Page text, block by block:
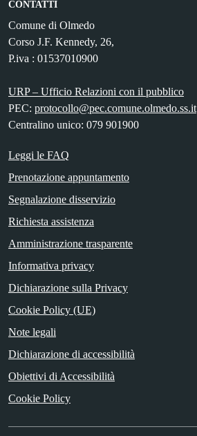
CONTATTI
Comune di Olmedo
Corso J.F. Kennedy, 26,
P.iva : 01537010900
URP – Ufficio Relazioni con il pubblico
PEC: protocollo@pec.comune.olmedo.ss.it
Centralino unico: 079 901900
Leggi le FAQ
Prenotazione appuntamento
Segnalazione disservizio
Richiesta assistenza
Amministrazione trasparente
Informativa privacy
Dichiarazione sulla Privacy
Cookie Policy (UE)
Note legali
Dichiarazione di accessibilità
Obiettivi di Accessibilità
Cookie Policy